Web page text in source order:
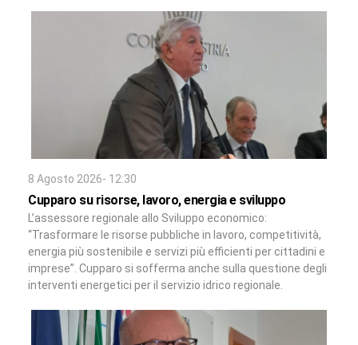
8 Agosto 2026- 12:30
Cupparo su risorse, lavoro, energia e sviluppo
L’assessore regionale allo Sviluppo economico:
“Trasformare le risorse pubbliche in lavoro, competitività,
energia più sostenibile e servizi più efficienti per cittadini e
imprese”. Cupparo si sofferma anche sulla questione degli
interventi energetici per il servizio idrico regionale.